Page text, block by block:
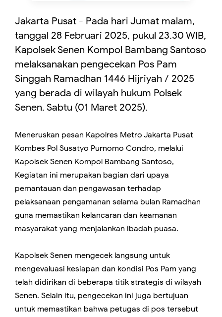
Jakarta Pusat - Pada hari Jumat malam,
tanggal 28 Februari 2025, pukul 23.30 WIB,
Kapolsek Senen Kompol Bambang Santoso
melaksanakan pengecekan Pos Pam
Singgah Ramadhan 1446 Hijriyah / 2025
yang berada di wilayah hukum Polsek
Senen. Sabtu (01 Maret 2025).
Meneruskan pesan Kapolres Metro Jakarta Pusat
Kombes Pol Susatyo Purnomo Condro, melalui
Kapolsek Senen Kompol Bambang Santoso,
Kegiatan ini merupakan bagian dari upaya
pemantauan dan pengawasan terhadap
pelaksanaan pengamanan selama bulan Ramadhan
guna memastikan kelancaran dan keamanan
masyarakat yang menjalankan ibadah puasa.
Kapolsek Senen mengecek langsung untuk
mengevaluasi kesiapan dan kondisi Pos Pam yang
telah didirikan di beberapa titik strategis di wilayah
Senen. Selain itu, pengecekan ini juga bertujuan
untuk memastikan bahwa petugas di pos tersebut